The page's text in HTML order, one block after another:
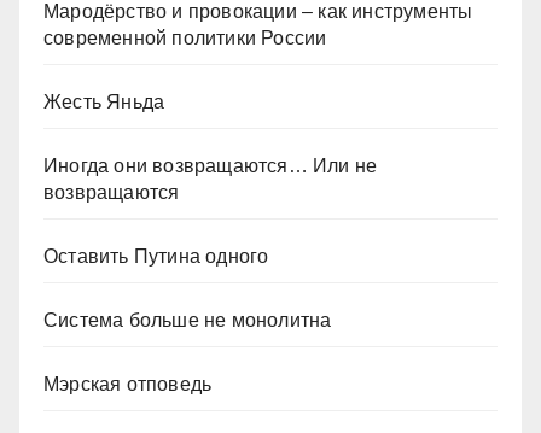
Мародёрство и провокации – как инструменты
современной политики России
Жесть Яньда
Иногда они возвращаются… Или не
возвращаются
Оставить Путина одного
Система больше не монолитна
Мэрская отповедь